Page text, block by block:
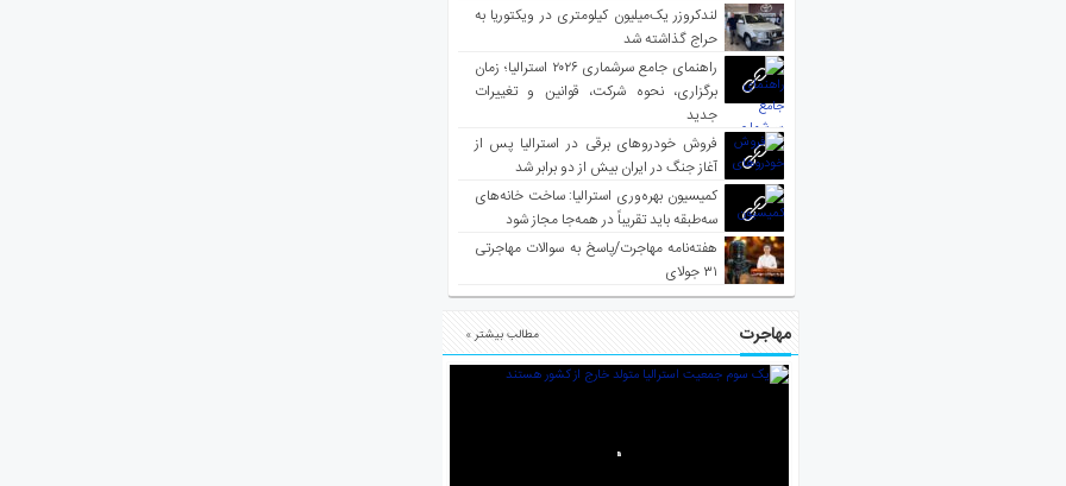
لندکروزر یک‌میلیون کیلومتری در ویکتوریا به
حراج گذاشته شد
راهنمای جامع سرشماری ۲۰۲۶ استرالیا؛ زمان
برگزاری، نحوه شرکت، قوانین و تغییرات
جدید
فروش خودروهای برقی در استرالیا پس از
آغاز جنگ در ایران بیش از دو برابر شد
کمیسیون بهره‌وری استرالیا: ساخت خانه‌های
سه‌طبقه باید تقریباً در همه‌جا مجاز شود
هفته‌نامه مهاجرت/پاسخ به سوالات مهاجرتی
۳۱ جولای
مهاجرت مطالب بیشتر »